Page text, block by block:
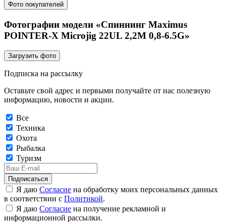
Фото покупателей
Фотографии модели «Спиннинг Maximus
POINTER-X Microjig 22UL 2,2M 0,8-6.5G»
Загрузить фото
Подписка на рассылку
Оставьте свой адрес и первыми получайте от нас полезную
информацию, новости и акции.
Все
Техника
Охота
Рыбалка
Туризм
Подписаться
Я даю Согласие на обработку моих персональных данных
в соответствии с Политикой.
Я даю Согласие на получение рекламной и
информационной рассылки.